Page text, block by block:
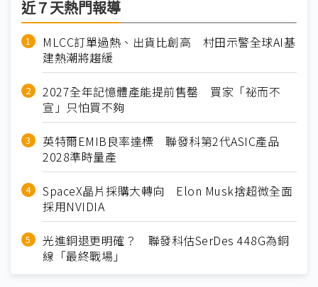
近７天熱門報導
MLCC訂單過熱、出貨比創高 村田示警全球AI基
建熱潮將趨緩
2027全年記憶體產能提前售罄 買家「祕而不
宣」只怕買不夠
英特爾EMIB良率達標 聯發科第2代ASIC產品
2028準時量產
SpaceX晶片採購大轉向 Elon Musk捨超微全面
採用NVIDIA
光進銅退更明確？ 聯發科估SerDes 448G為銅
線「最終戰場」